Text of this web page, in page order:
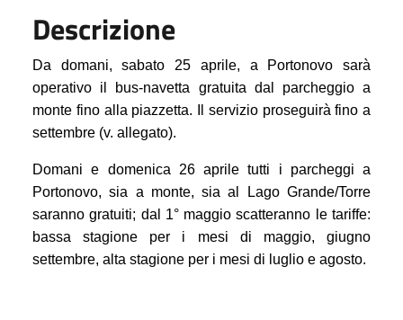
Descrizione
Da domani, sabato 25 aprile, a Portonovo sarà
operativo il bus-navetta gratuita dal parcheggio a
monte fino alla piazzetta. Il servizio proseguirà fino a
settembre (v. allegato).
Domani e domenica 26 aprile tutti i parcheggi a
Portonovo, sia a monte, sia al Lago Grande/Torre
saranno gratuiti; dal 1° maggio scatteranno le tariffe:
bassa stagione per i mesi di maggio, giugno
settembre, alta stagione per i mesi di luglio e agosto.